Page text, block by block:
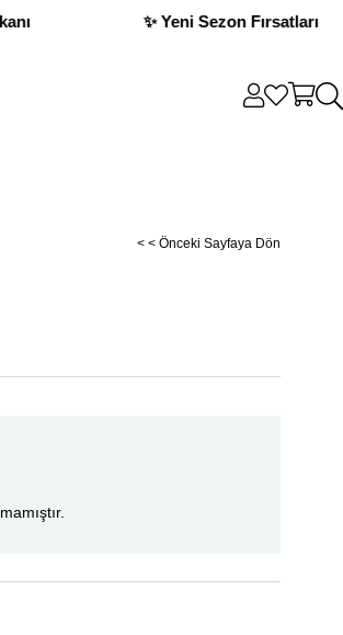
💳 Kapıda Ödeme İmkanı
< < Önceki Sayfaya Dön